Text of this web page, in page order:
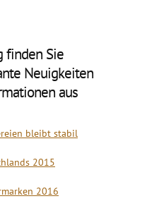
finden Sie
Neuigkeiten
aus
bleibt stabil
2015
2016